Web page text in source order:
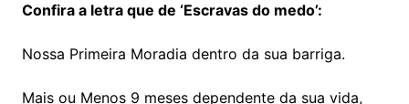
Confira a letra que de ‘Escravas do medo’:
Nossa Primeira Moradia dentro da sua barriga.
Mais ou Menos 9 meses dependente da sua vida,